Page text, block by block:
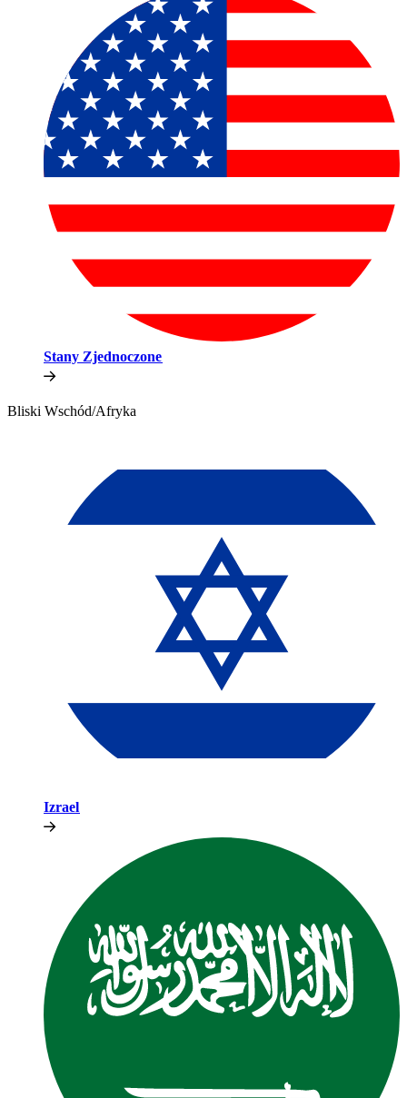
Stany Zjednoczone​​
Bliski Wschód/Afryka​​
Izrael​​